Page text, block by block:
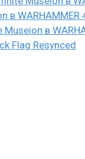
в
в
Flag Resynced